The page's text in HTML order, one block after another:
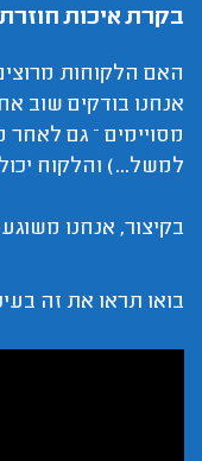
בקרת איכות חוזרת
האם הלקוחות
אנחנו בודקים שוב
מסויימים – גם
למשל...) והלקוח
בקיצור, אנחנו
בואו תראו את זה